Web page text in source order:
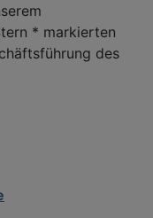
* markierten
des